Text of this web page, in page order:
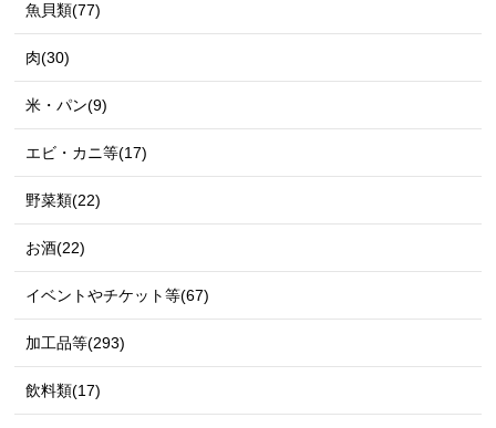
魚貝類(77)
肉(30)
米・パン(9)
エビ・カニ等(17)
野菜類(22)
お酒(22)
イベントやチケット等(67)
加工品等(293)
飲料類(17)